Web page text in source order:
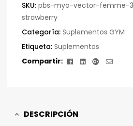
SKU: pbs-myo-vector-femme-
strawberry
Categoría: Suplementos GYM
Etiqueta: Suplementos
Compartir:
Facebook
LinkedinGoogle+
Correo
DESCRIPCIÓN